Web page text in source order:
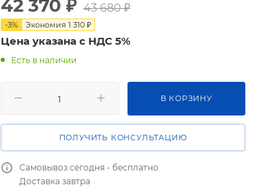
42 370 ₽ 43 680₽
-3% Экономия 1 310 ₽
Цена указана с НДС 5%
Есть в наличии
В КОРЗИНУ
ПОЛУЧИТЬ КОНСУЛЬТАЦИЮ
Самовывоз сегодня - бесплатно
Доставка завтра